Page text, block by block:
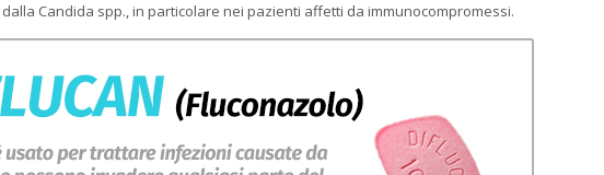
Candida spp., in particolare nei pazienti affetti da immunocompromessi.